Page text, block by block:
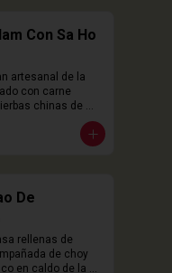
Con Sa Ho
artesanal de la
con carne
chinas de
De
rellenas de
de choy
en caldo de la